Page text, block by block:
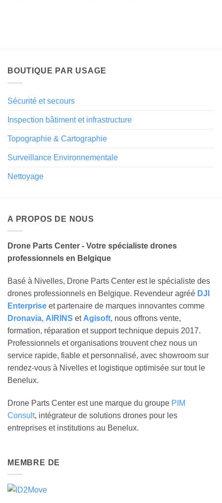
BOUTIQUE PAR USAGE
Sécurité et secours
Inspection bâtiment et infrastructure
Topographie & Cartographie
Surveillance Environnementale
Nettoyage
A PROPOS DE NOUS
Drone Parts Center - Votre spécialiste drones
professionnels en Belgique
Basé à Nivelles, Drone Parts Center est le spécialiste des
drones professionnels en Belgique. Revendeur agréé DJI
Enterprise et partenaire de marques innovantes comme
Dronavia, AIRINS et Agisoft, nous offrons vente,
formation, réparation et support technique depuis 2017.
Professionnels et organisations trouvent chez nous un
service rapide, fiable et personnalisé, avec showroom sur
rendez-vous à Nivelles et logistique optimisée sur tout le
Benelux.
Drone Parts Center est une marque du groupe PIM
Consult, intégrateur de solutions drones pour les
entreprises et institutions au Benelux.
MEMBRE DE